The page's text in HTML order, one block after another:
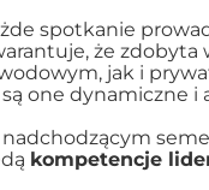
spotkanie
że zdobyta
jak i
są one dynamiczne i
kompetencje